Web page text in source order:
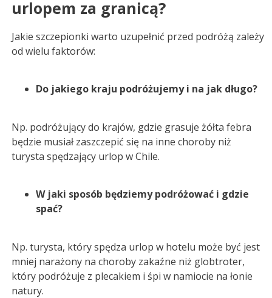
urlopem za granicą?
Jakie szczepionki warto uzupełnić przed podróżą zależy
od wielu faktorów:
Do jakiego kraju podróżujemy i na jak długo?
Np. podróżujący do krajów, gdzie grasuje żółta febra
będzie musiał zaszczepić się na inne choroby niż
turysta spędzający urlop w Chile.
W jaki sposób będziemy podróżować i gdzie
spać?
Np. turysta, który spędza urlop w hotelu może być jest
mniej narażony na choroby zakaźne niż globtroter,
który podróżuje z plecakiem i śpi w namiocie na łonie
natury.